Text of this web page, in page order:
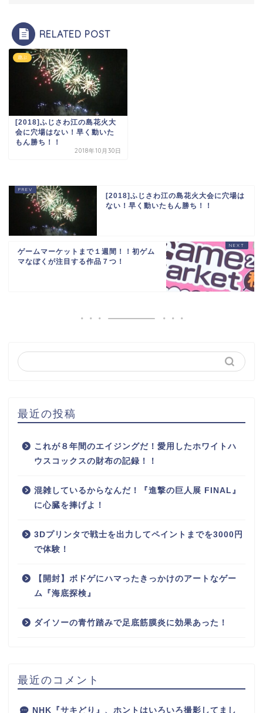
RELATED POST
遊ぶ
[2018]ふじさわ江の島花火大
会に穴場はない！早く動いた
もん勝ち！！
2018年10月30日
[2018]ふじさわ江の島花火大会に穴場は
ない！早く動いたもん勝ち！！
ゲームマーケットまで１週間！！初ゲム
マなぼくが注目する作品７つ！
最近の投稿
これが８年間のエイジングだ！愛用したホワイトハ
ウスコックスの財布の記録！！
混雑しているからなんだ！『進撃の巨人展 FINAL』
に心臓を捧げよ！
3Dプリンタで戦士を出力してペイントまでを3000円
で体験！
【開封】ボドゲにハマったきっかけのアートなゲー
ム『海底探検』
ダイソーの青竹踏みで足底筋膜炎に効果あった！
最近のコメント
NHK『サキどり』、ホントはいろいろ撮影してまし